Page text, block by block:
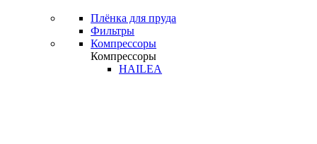
Плёнка для пруда
Фильтры
Компрессоры
Компрессоры
HAILEA